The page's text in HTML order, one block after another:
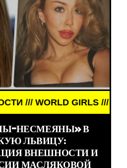
GIRLS /// ДЕВУШКИ
НЕСМЕЯНЫ» В
ЛЬВИЦУ:
ВНЕШНОСТИ И
МАСЛЯКОВОЙ